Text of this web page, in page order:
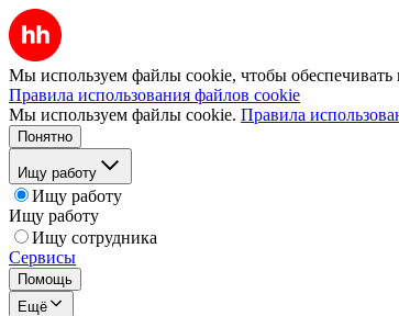
Мы используем файлы cookie, чтобы обеспечивать
Правила использования файлов cookie
Мы используем файлы cookie. Правила
Понятно
Ищу работу
Ищу работу
Ищу работу
Ищу сотрудника
Сервисы
Помощь
Ещё